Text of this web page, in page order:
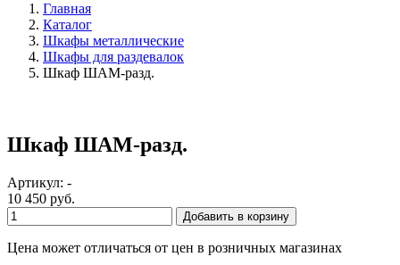
Главная
Каталог
Шкафы металлические
Шкафы для раздевалок
Шкаф ШАМ-разд.
Шкаф ШАМ-разд.
Артикул: -
10 450 руб.
Добавить в корзину
Цена может отличаться от цен в розничных магазинах